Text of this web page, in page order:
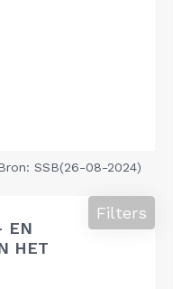
SSB(26-08-2024)
EN
HET
Filters